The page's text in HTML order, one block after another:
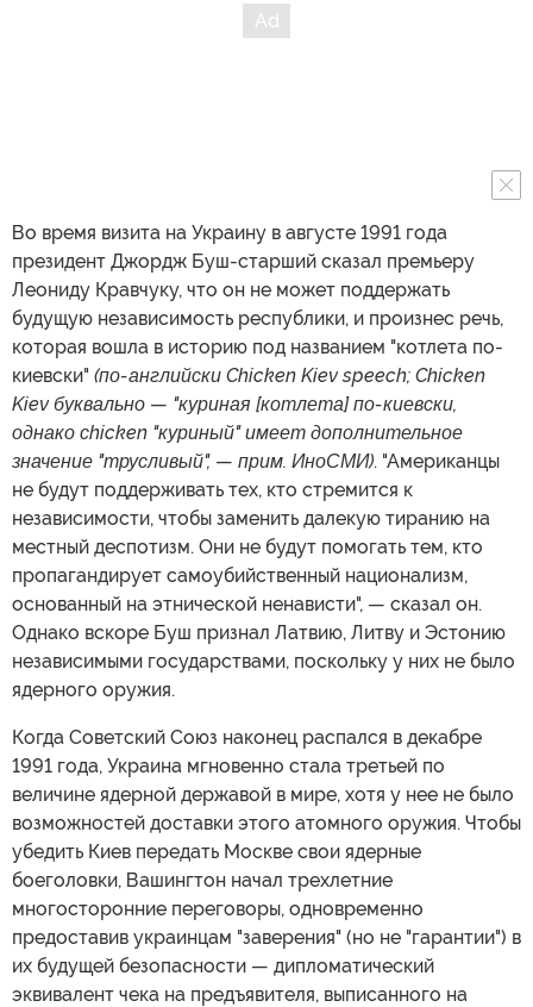
Во время визита на Украину в августе 1991 года
президент Джордж Буш-старший сказал премьеру
Леониду Кравчуку, что он не может поддержать
будущую независимость республики, и произнес речь,
которая вошла в историю под названием "котлета по-
киевски" (по-английски Chicken Kiev speech; Chicken
Kiev буквально — "куриная [котлета] по-киевски,
однако сhicken "куриный" имеет дополнительное
значение "трусливый", — прим. ИноСМИ). "Американцы
не будут поддерживать тех, кто стремится к
независимости, чтобы заменить далекую тиранию на
местный деспотизм. Они не будут помогать тем, кто
пропагандирует самоубийственный национализм,
основанный на этнической ненависти", — сказал он.
Однако вскоре Буш признал Латвию, Литву и Эстонию
независимыми государствами, поскольку у них не было
ядерного оружия.
Когда Советский Союз наконец распался в декабре
1991 года, Украина мгновенно стала третьей по
величине ядерной державой в мире, хотя у нее не было
возможностей доставки этого атомного оружия. Чтобы
убедить Киев передать Москве свои ядерные
боеголовки, Вашингтон начал трехлетние
многосторонние переговоры, одновременно
предоставив украинцам "заверения" (но не "гарантии") в
их будущей безопасности — дипломатический
эквивалент чека на предъявителя, выписанного на